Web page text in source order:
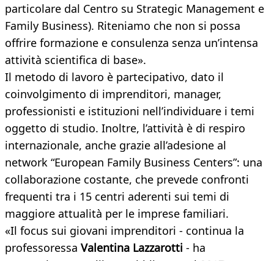
particolare dal Centro su Strategic Management e
Family Business). Riteniamo che non si possa
offrire formazione e consulenza senza un’intensa
attività scientifica di base».
Il metodo di lavoro è partecipativo, dato il
coinvolgimento di imprenditori, manager,
professionisti e istituzioni nell’individuare i temi
oggetto di studio. Inoltre, l’attività è di respiro
internazionale, anche grazie all’adesione al
network “European Family Business Centers”: una
collaborazione costante, che prevede confronti
frequenti tra i 15 centri aderenti sui temi di
maggiore attualità per le imprese familiari.
«Il focus sui giovani imprenditori - continua la
professoressa Valentina Lazzarotti - ha